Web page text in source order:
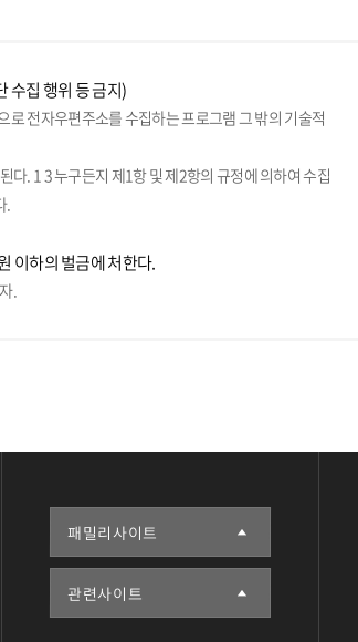
수집 행위 등 금지)
전자우편주소를 수집하는 프로그램 그 밖의 기술적
. 1 3 누구든지 제1항 및 제2항의 규정에 의하여 수집
.
이하의 벌금에 처한다.
.